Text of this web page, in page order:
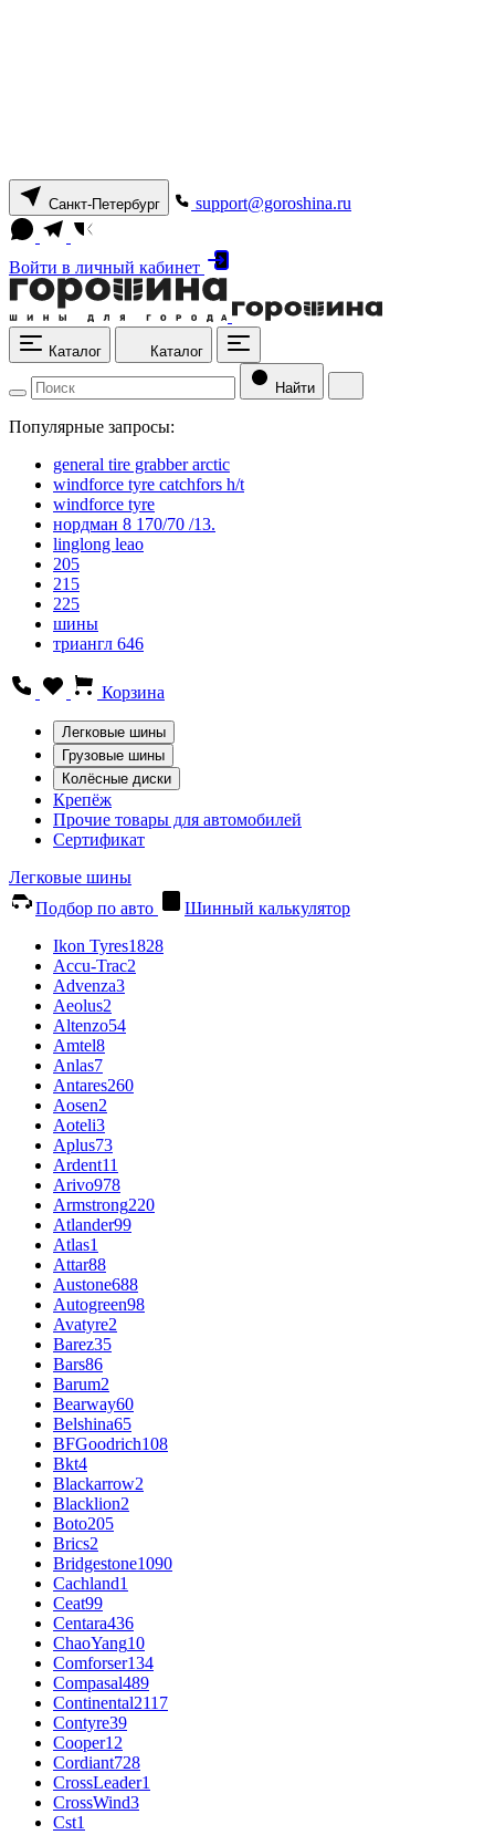
Санкт-Петербург support@goroshina.ru
Войти в личный кабинет
Каталог Каталог
Найти
Популярные запросы:
general tire grabber arctic
windforce tyre catchfors h/t
windforce tyre
нордман 8 170/70 /13.
linglong leao
205
215
225
шины
триангл 646
Корзина
Легковые шины
Грузовые шины
Колёсные диски
Крепёж
Прочие товары для автомобилей
Сертификат
Легковые шины
Подбор по авто
Шинный калькулятор
Ikon Tyres1828
Accu-Trac2
Advenza3
Aeolus2
Altenzo54
Amtel8
Anlas7
Antares260
Aosen2
Aoteli3
Aplus73
Ardent11
Arivo978
Armstrong220
Atlander99
Atlas1
Attar88
Austone688
Autogreen98
Avatyre2
Barez35
Bars86
Barum2
Bearway60
Belshina65
BFGoodrich108
Bkt4
Blackarrow2
Blacklion2
Boto205
Brics2
Bridgestone1090
Cachland1
Ceat99
Centara436
ChaoYang10
Comforser134
Compasal489
Continental2117
Contyre39
Cooper12
Cordiant728
CrossLeader1
CrossWind3
Cst1